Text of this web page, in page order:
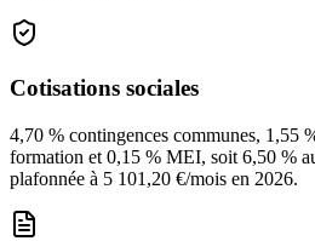
Cotisations sociales
4,70 % contingences communes, 1,55
formation et 0,15 % MEI, soit 6,50 %
plafonnée à 5 101,20 €/mois en 2026.